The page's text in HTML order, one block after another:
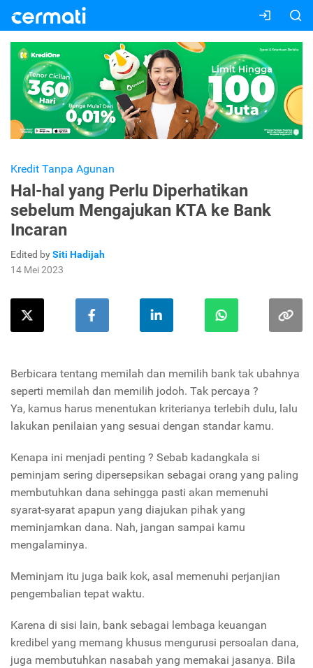
Kredit Tanpa Agunan
Hal-hal yang Perlu Diperhatikan
sebelum Mengajukan KTA ke Bank
Incaran
Edited bySiti Hadijah
14 Mei 2023
Berbicara tentang memilah dan memilih bank tak ubahnya
seperti memilah dan memilih jodoh. Tak percaya ?
Ya, kamus harus menentukan kriterianya terlebih dulu, lalu
lakukan penilaian yang sesuai dengan standar kamu.
Kenapa ini menjadi penting ? Sebab kadangkala si
peminjam sering dipersepsikan sebagai orang yang paling
membutuhkan dana sehingga pasti akan memenuhi
syarat-syarat apapun yang diajukan pihak yang
meminjamkan dana. Nah, jangan sampai kamu
mengalaminya.
Meminjam itu juga baik kok, asal memenuhi perjanjian
pengembalian tepat waktu.
Karena di sisi lain, bank sebagai lembaga keuangan
kredibel yang memang khusus mengurusi persoalan dana,
juga membutuhkan nasabah yang memakai jasanya. Bila